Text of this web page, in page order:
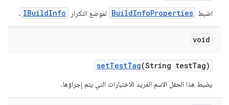
اضبط BuildInfoProperties لموضع التكرار IBuildInfo
.
void
setTestTag(String testTag)
يضبط هذا الحقل الاسم الفريد للاختبارات التي يتم إجراؤها.